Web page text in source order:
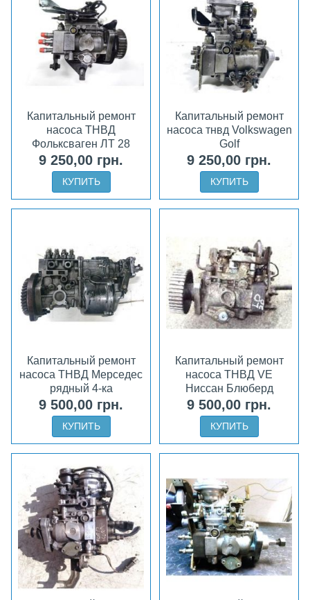
Капитальный ремонт
насоса ТНВД
Фольксваген ЛТ 28
9 250,00 грн.
КУПИТЬ
Капитальный ремонт
насоса тнвд Volkswagen
Golf
9 250,00 грн.
КУПИТЬ
Капитальный ремонт
насоса ТНВД Мерседес
рядный 4-ка
9 500,00 грн.
КУПИТЬ
Капитальный ремонт
насоса ТНВД VE
Ниссан Блюберд
9 500,00 грн.
КУПИТЬ